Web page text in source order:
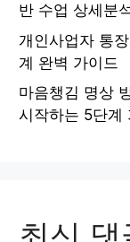
반 수업 상세분
개인사업자 통
계 완벽 가이드
마음챙김 명상
시작하는 5단계